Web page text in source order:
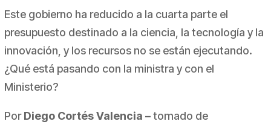
Este gobierno ha reducido a la cuarta parte el
presupuesto destinado a la ciencia, la tecnología y la
innovación, y los recursos no se están ejecutando.
¿Qué está pasando con la ministra y con el
Ministerio?
PorDiego Cortés Valencia –tomado de